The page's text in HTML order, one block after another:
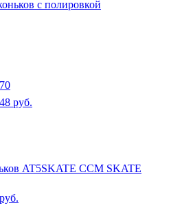
с полировкой
руб.
AT5SKATE CCM SKATE
руб.